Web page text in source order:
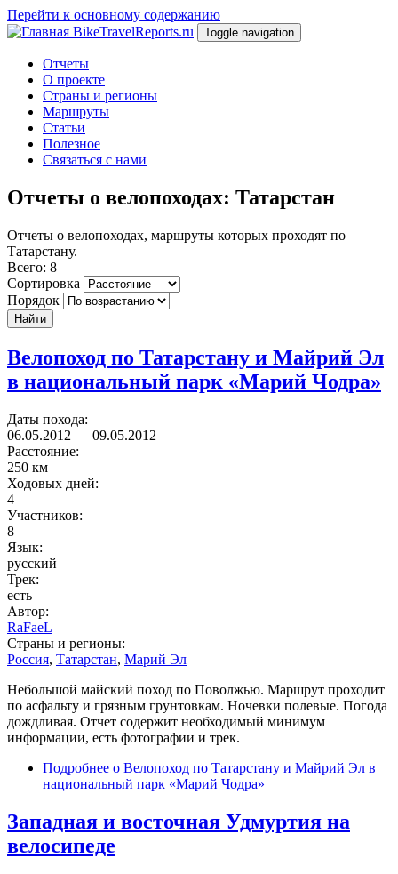
Перейти к основному содержанию
BikeTravelReports.ru
Toggle navigation
Отчеты
О проекте
Страны и регионы
Маршруты
Статьи
Полезное
Связаться с нами
Отчеты о велопоходах: Татарстан
Отчеты о велопоходах, маршруты которых проходят по
Татарстану.
Всего: 8
Сортировка
Порядок
Найти
Велопоход по Татарстану и Майрий Эл
в национальный парк «Марий Чодра»
Даты похода:
06.05.2012 — 09.05.2012
Расстояние:
250 км
Ходовых дней:
4
Участников:
8
Язык:
русский
Трек:
есть
Автор:
RaFaeL
Страны и регионы:
Россия, Татарстан, Марий Эл
Небольшой майский поход по Поволжью. Маршрут проходит
по асфальту и грязным грунтовкам. Ночевки полевые. Погода
дождливая. Отчет содержит необходимый минимум
информации, есть фотографии и трек.
Подробнее о Велопоход по Татарстану и Майрий Эл в
национальный парк «Марий Чодра»
Западная и восточная Удмуртия на
велосипеде